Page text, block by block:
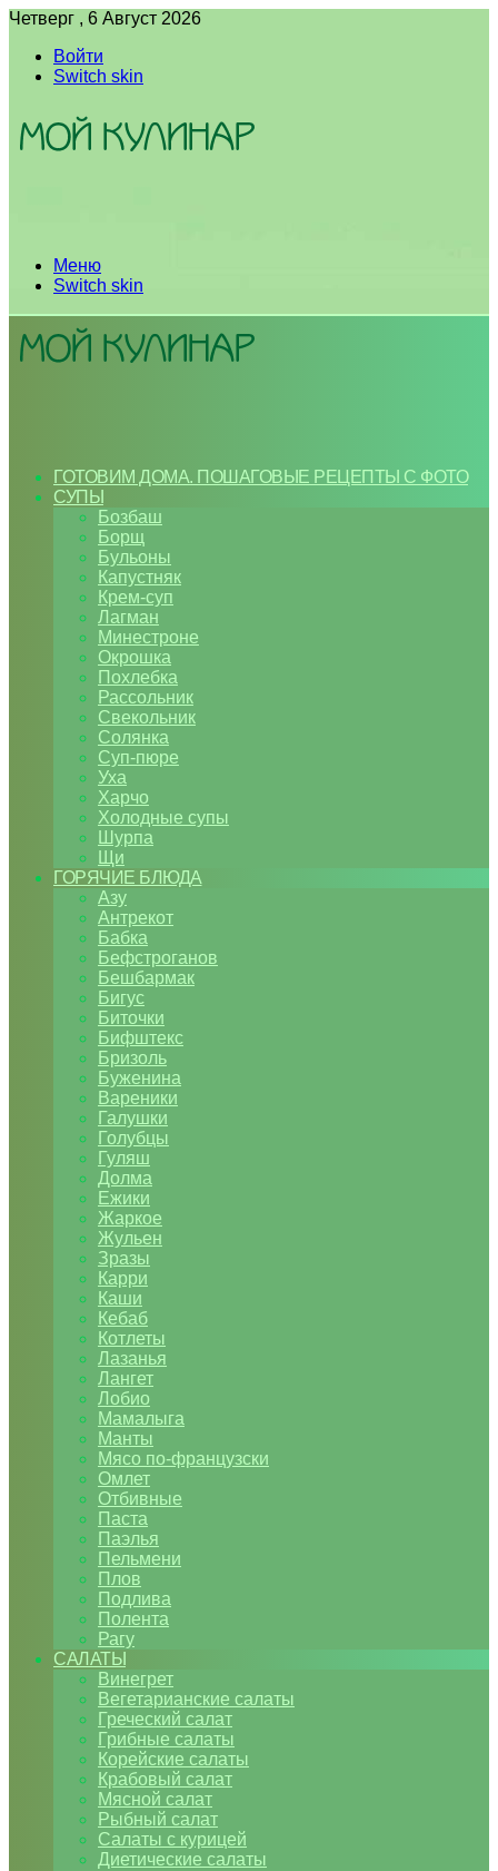
Четверг , 6 Август 2026
Войти
Switch skin
Меню
Switch skin
ГОТОВИМ ДОМА. ПОШАГОВЫЕ РЕЦЕПТЫ С ФОТО
СУПЫ
Бозбаш
Борщ
Бульоны
Капустняк
Крем-суп
Лагман
Минестроне
Окрошка
Похлебка
Рассольник
Свекольник
Солянка
Суп-пюре
Уха
Харчо
Холодные супы
Шурпа
Щи
ГОРЯЧИЕ БЛЮДА
Азу
Антрекот
Бабка
Бефстроганов
Бешбармак
Бигус
Биточки
Бифштекс
Бризоль
Буженина
Вареники
Галушки
Голубцы
Гуляш
Долма
Ежики
Жаркое
Жульен
Зразы
Карри
Каши
Кебаб
Котлеты
Лазанья
Лангет
Лобио
Мамалыга
Манты
Мясо по-французски
Омлет
Отбивные
Паста
Паэлья
Пельмени
Плов
Подлива
Полента
Рагу
САЛАТЫ
Винегрет
Вегетарианские салаты
Греческий салат
Грибные салаты
Корейские салаты
Крабовый салат
Мясной салат
Рыбный салат
Салаты с курицей
Диетические салаты